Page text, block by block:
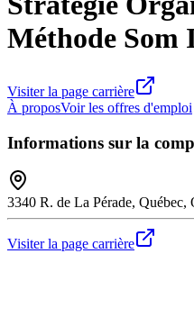
Méthode Som
Visiter la page carrière
À proposVoir les offres d'emploi
Informations sur la
3340 R. de La Pérade,
Visiter la page carrière